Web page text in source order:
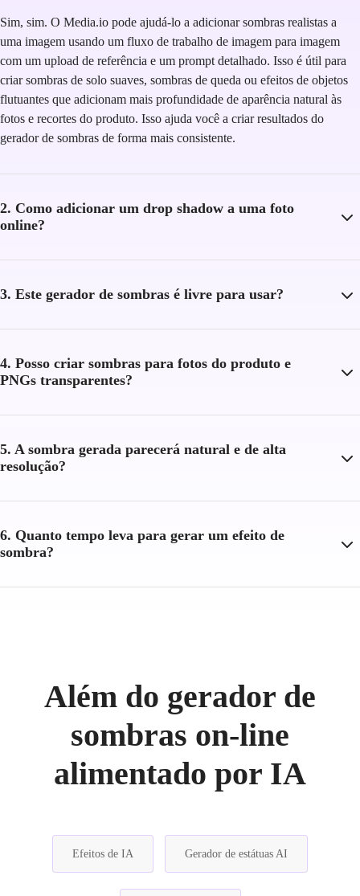
Sim, sim. O Media.io pode ajudá-lo a adicionar sombras realistas a
uma imagem usando um fluxo de trabalho de imagem para imagem
com um upload de referência e um prompt detalhado. Isso é útil para
criar sombras de solo suaves, sombras de queda ou efeitos de objetos
flutuantes que adicionam mais profundidade de aparência natural às
fotos e recortes do produto. Isso ajuda você a criar resultados do
gerador de sombras de forma mais consistente.
2. Como adicionar um drop shadow a uma foto
online?
3. Este gerador de sombras é livre para usar?
4. Posso criar sombras para fotos do produto e
PNGs transparentes?
5. A sombra gerada parecerá natural e de alta
resolução?
6. Quanto tempo leva para gerar um efeito de
sombra?
Além do gerador de
sombras on-line
alimentado por IA
Efeitos de IA Gerador de estátuas AI